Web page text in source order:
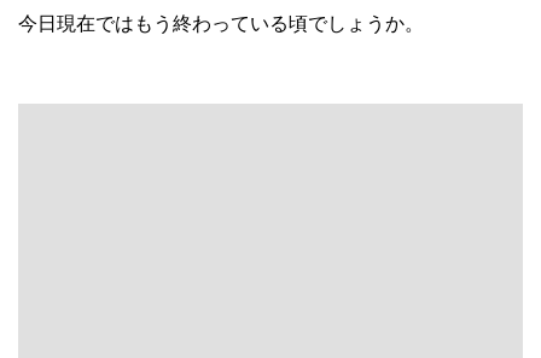
今日現在ではもう終わっている頃でしょうか。